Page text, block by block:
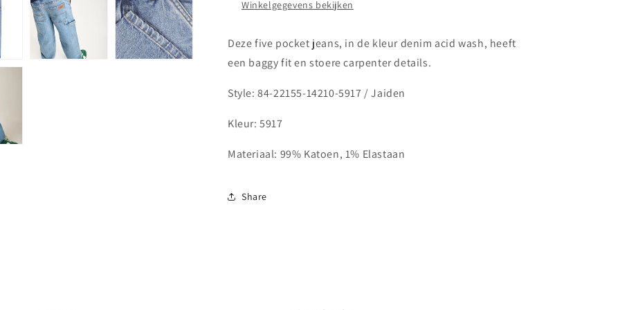
Winkelgegevens bekijken
Deze five pocket jeans, in de kleur denim acid wash, heeft
een baggy fit en stoere carpenter details.
Style:84-22155-14210-5917 / Jaiden
Kleur: 5917
Materiaal: 99% Katoen, 1% Elastaan
Share